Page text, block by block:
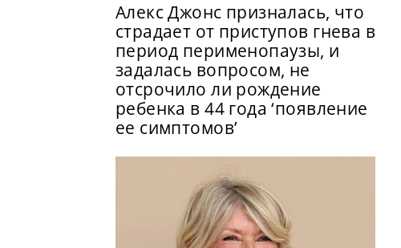
Алекс Джонс призналась, что
страдает от приступов гнева в
период перименопаузы, и
задалась вопросом, не
отсрочило ли рождение
ребенка в 44 года ‘появление
ее симптомов’